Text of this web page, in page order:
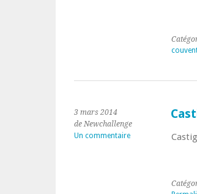
3 mars 2014
de Newchallenge
Un commentaire